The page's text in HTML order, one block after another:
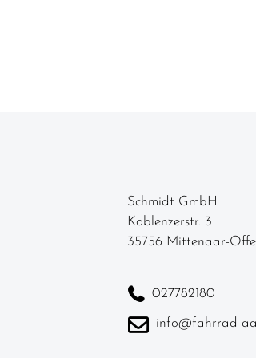
Schmidt GmbH
Koblenzerstr. 3
35756 Mittenaar-
027782180
info@fahrrad-